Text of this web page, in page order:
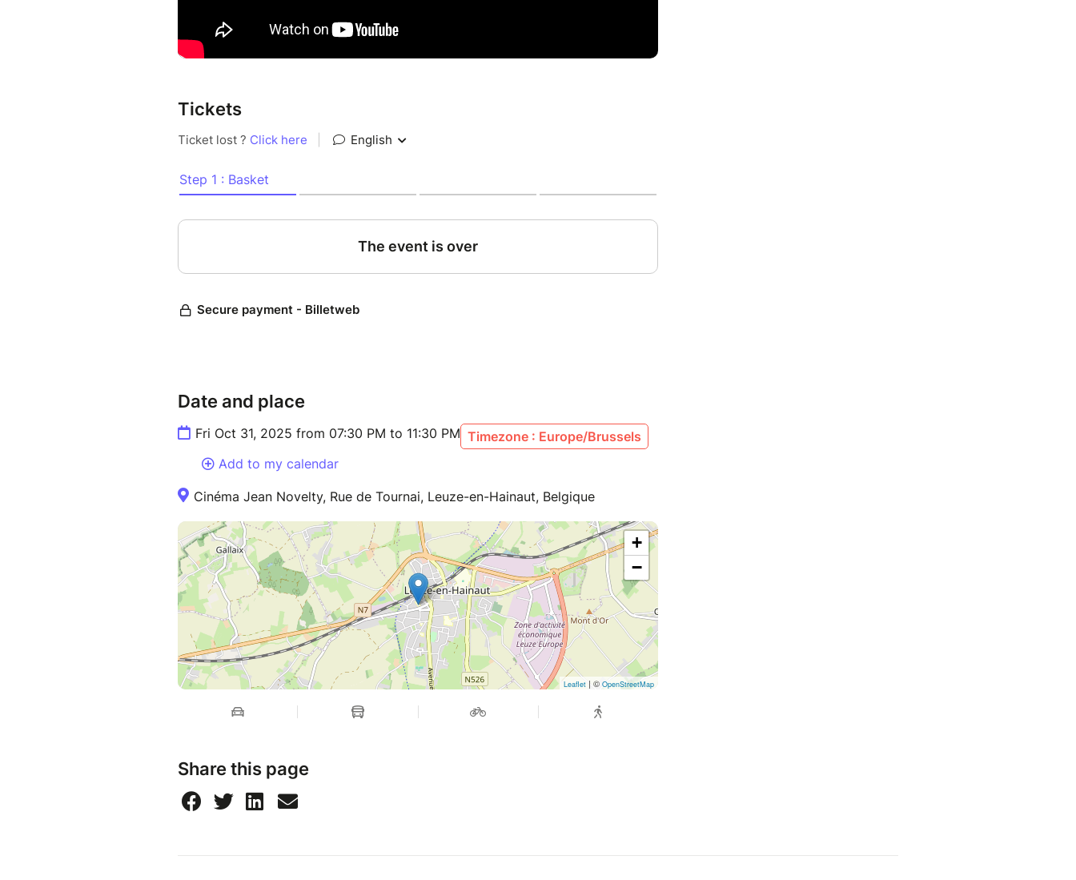
Tickets
Date and place
Fri Oct 31, 2025 from 07:30 PM to 11:30 PM Timezone : Europe/Brussels
Add to my calendar
Cinéma Jean Novelty, Rue de Tournai, Leuze-en-Hainaut, Belgique
+
−
Leaflet | © OpenStreetMap
Share this page